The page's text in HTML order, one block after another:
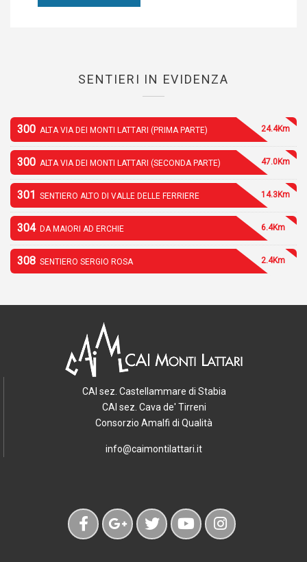
SENTIERI IN EVIDENZA
300 ALTA VIA DEI MONTI LATTARI (PRIMA PARTE) 24.4Km
300 ALTA VIA DEI MONTI LATTARI (SECONDA PARTE) 47.0Km
301 SENTIERO ALTO DI VALLE DELLE FERRIERE 14.3Km
304 DA MAIORI AD ERCHIE 6.4Km
308 SENTIERO SERGIO ROSA 2.4Km
CAI sez. Castellammare di Stabia
CAI sez. Cava de' Tirreni
Consorzio Amalfi di Qualità
info@caimontilattari.it